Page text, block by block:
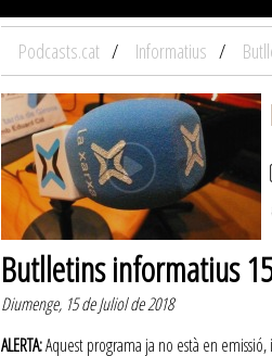
Podcasts.cat Informatius
Butlletins informatius
Diumenge, 15 de Juliol de 2018
ALERTA:Aquest programa ja no està en